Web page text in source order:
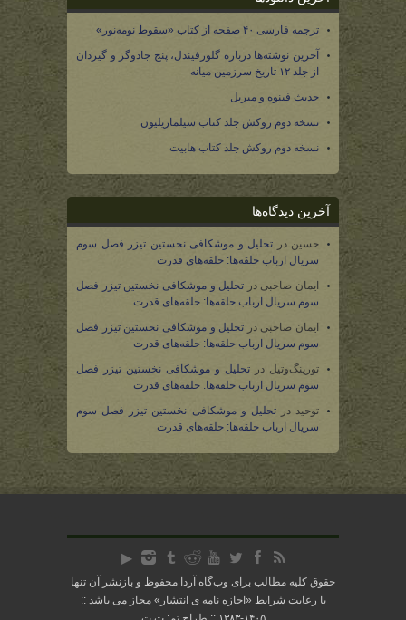
ترجمه فارسی ۴۰ صفحه از کتاب «سقوط نومه‌نور»
آخرین نوشته‌ها درباره گلورفیندل، پنج جادوگر و گیردان
از جلد ۱۲ تاریخ سرزمین میانه
حدیث فینوه و میریل
نسخه دوم روکش جلد کتاب سیلماریلیون
نسخه دوم روکش جلد کتاب هابیت
آخرین دیدگاه‌ها
حسین در تحلیل و موشکافی نخستین تیزر فصل سوم
سریال ارباب حلقه‌ها: حلقه‌های قدرت
ایمان صاحبی در تحلیل و موشکافی نخستین تیزر فصل
سوم سریال ارباب حلقه‌ها: حلقه‌های قدرت
ایمان صاحبی در تحلیل و موشکافی نخستین تیزر فصل
سوم سریال ارباب حلقه‌ها: حلقه‌های قدرت
تورینگ‌وتیل در تحلیل و موشکافی نخستین تیزر فصل
سوم سریال ارباب حلقه‌ها: حلقه‌های قدرت
توحید درتحلیل و موشکافی نخستین تیزر فصل سوم
سریال ارباب حلقه‌ها: حلقه‌های قدرت
حقوق کلیه مطالب برای وب‌گاه آردا محفوظ و بازنشر آن تنها
با رعایت شرایط « اجازه نامه ی انتشار » مجاز می باشد ::